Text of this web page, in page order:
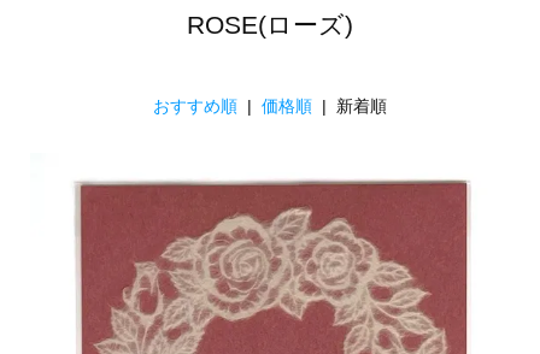
ROSE(ローズ)
おすすめ順 | 価格順 | 新着順